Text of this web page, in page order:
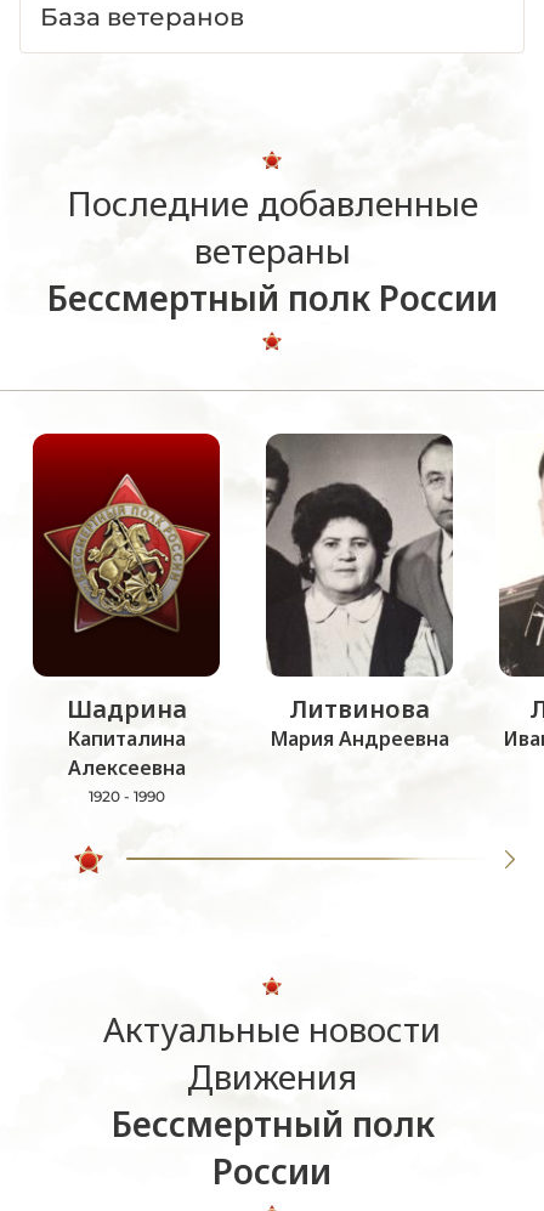
База ветеранов
Последние добавленные
ветераны
Бессмертный полк России
Шадрина
Капиталина
Алексеевна
1920 - 1990
Литвинова
Мария Андреевна
Актуальные новости
Движения
Бессмертный полк
России